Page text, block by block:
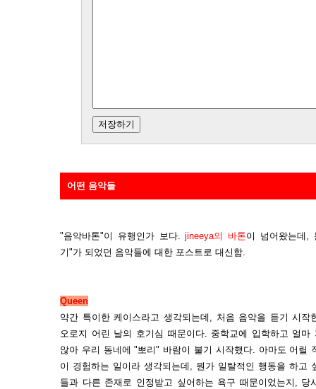
어떤 음악들
"음악바톤"이 유행인가 보다.jineeya의 바톤이 넘어왔는데,
기"가 되었던 음악들에 대한 포스트로 대신함.
Queen
약간 특이한 케이스라고 생각되는데, 처음 음악을 듣기 시작
오로지 어린 날의 호기심 때문이다. 중학교에 입학하고 얼마
않아 우리 동네에 "뽀리" 바람이 불기 시작했다. 아마도 어릴
이 경험하는 일이라 생각되는데, 뭔가 일탈적인 행동을 하고
들과 다른 존재로 인정받고 싶어하는 욕구 때문이었는지, 당